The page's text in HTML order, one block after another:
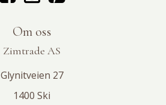
Om oss
Zimtrade AS
Glynitveien 27
1400 Ski